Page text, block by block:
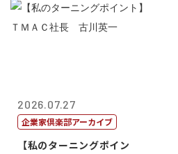
2026.07.27
企業家倶楽部アーカイブ
【私のターニングポイン